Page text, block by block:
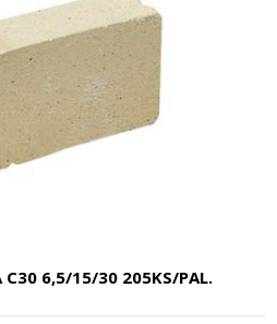
C30 6,5/15/30 205KS/PAL.